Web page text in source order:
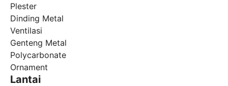
Plester
Dinding Metal
Ventilasi
Genteng Metal
Polycarbonate
Ornament
Lantai